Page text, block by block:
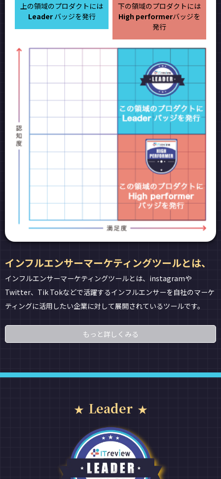
上の領域のプロダクトには
Leaderバッジを発行
下の領域のプロダクトには
High performerバッジを
発行
インフルエンサーマーケティングツールとは、
インフルエンサーマーケティングツールとは、instagramや
Twitter、Tik Tokなどで活躍するインフルエンサーを自社のマーケ
ティングに活用したい企業に対して展開されているツールです。
もっと詳しくみる
Leader